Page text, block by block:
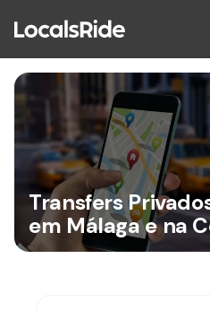
Transfers
em Málaga e na